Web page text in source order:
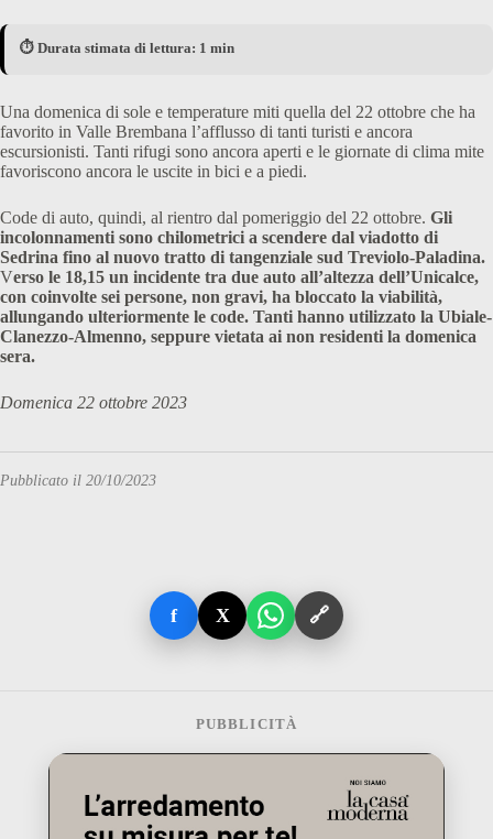
⏱️ Durata stimata di lettura: 1 min
Una domenica di sole e temperature miti quella del 22 ottobre che ha
favorito in Valle Brembana l’afflusso di tanti turisti e ancora
escursionisti. Tanti rifugi sono ancora aperti e le giornate di clima mite
favoriscono ancora le uscite in bici e a piedi.
Code di auto, quindi, al rientro dal pomeriggio del 22 ottobre. Gli
incolonnamenti sono chilometrici a scendere dal viadotto di
Sedrina fino al nuovo tratto di tangenziale sud Treviolo-Paladina.
Verso le 18,15 un incidente tra due auto all’altezza dell’Unicalce,
con coinvolte sei persone, non gravi, ha bloccato la viabilità,
allungando ulteriormente le code. Tanti hanno utilizzato la Ubiale-
Clanezzo-Almenno, seppure vietata ai non residenti la domenica
sera.
Domenica 22 ottobre 2023
Pubblicato il 20/10/2023
f X 🔗
PUBBLICITÀ